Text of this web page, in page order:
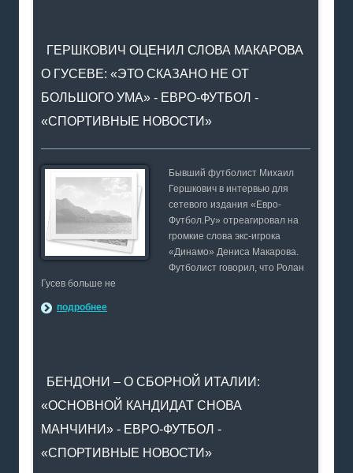
ГЕРШКОВИЧ ОЦЕНИЛ СЛОВА МАКАРОВА
О ГУСЕВЕ: «ЭТО СКАЗАНО НЕ ОТ
БОЛЬШОГО УМА» - ЕВРО-ФУТБОЛ -
«СПОРТИВНЫЕ НОВОСТИ»
Бывший футболист Михаил
Гершкович в интервью для
сетевого издания «Евро-
Футбол.Ру» отреагировал на
громкие слова экс-игрока
«Динамо» Дениса Макарова.
Футболист говорил, что Ролан
Гусев больше не
подробнее
БЕНДОНИ – О СБОРНОЙ ИТАЛИИ:
«ОСНОВНОЙ КАНДИДАТ СНОВА
МАНЧИНИ» - ЕВРО-ФУТБОЛ -
«СПОРТИВНЫЕ НОВОСТИ»